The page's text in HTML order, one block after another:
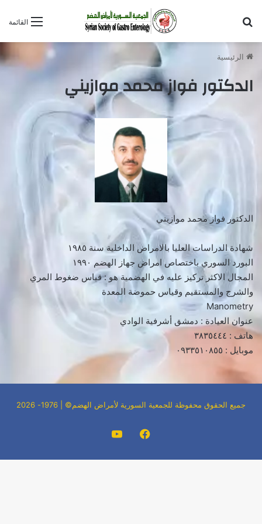
القائمة
الرئيسية
الدكتور فواز محمد موازيني
الدكتور فواز محمد موازيني
شهادة الدراسات العليا بالامراض الداخلية سنة ١٩٨٥
البورد السوري باختصاص امراض جهاز الهضم ١٩٩٠
المجال الاكثر تركيز عليه في الهضمية هو : قياس ضغوط المري
والشرج والمستقيم وقياس حموضة المعدة
Manometry
عنوان العيادة : دمشق أشرفية الوادي
هاتف : ٣٨٣٥٤٤٤
موبايل : ٠٩٣٣٥١٠٨٥٥
جميع الحقوق محفوظة للجمعية السورية لأمراض الهضم© | 1976- 2026
فيسبوك‫YouTube